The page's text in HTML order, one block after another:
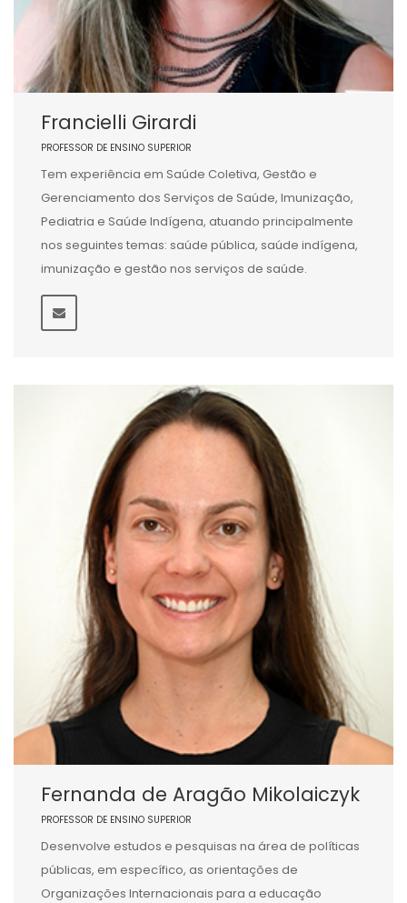
Francielli Girardi
PROFESSOR DE ENSINO SUPERIOR
Tem experiência em Saúde Coletiva, Gestão e
Gerenciamento dos Serviços de Saúde, Imunização,
Pediatria e Saúde Indígena, atuando principalmente
nos seguintes temas: saúde pública, saúde indígena,
imunização e gestão nos serviços de saúde.
Fernanda de Aragão Mikolaiczyk
PROFESSOR DE ENSINO SUPERIOR
Desenvolve estudos e pesquisas na área de políticas
públicas, em específico, as orientações de
Organizações Internacionais para a educação